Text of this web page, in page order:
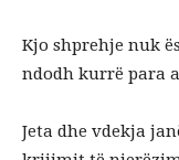
Kjo shprehje nuk
ndodh kurrë para
Jeta dhe vdekja